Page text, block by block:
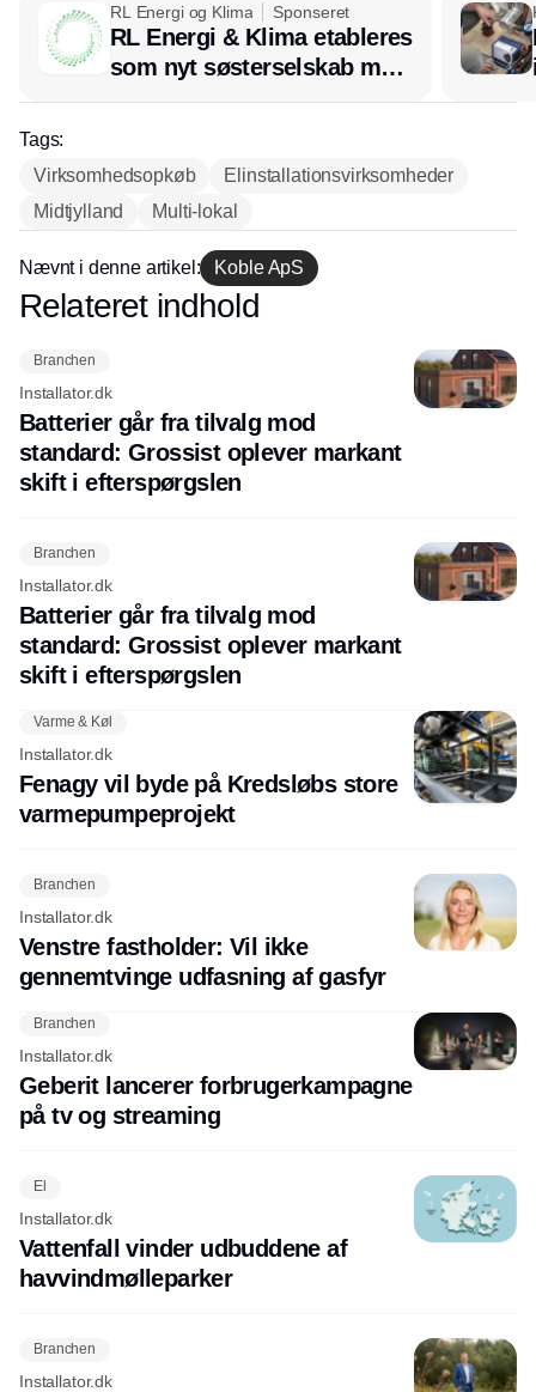
RL Energi og Klima Sponseret
RL Energi & Klima etableres
som nyt søsterselskab med
afsæt i RL Ventilation
Tags:
Virksomhedsopkøb
Elinstallationsvirksomheder
Midtjylland
Multi-lokal
Nævnt i denne artikel: Koble ApS
Annonce
Relateret indhold
Branchen
Installator.dk
Batterier går fra tilvalg mod
standard: Grossist oplever markant
skift i efterspørgslen
Branchen
Installator.dk
Batterier går fra tilvalg mod
standard: Grossist oplever markant
skift i efterspørgslen
Varme & Køl
Installator.dk
Fenagy vil byde på Kredsløbs store
varmepumpeprojekt
Branchen
Installator.dk
Venstre fastholder: Vil ikke
gennemtvinge udfasning af gasfyr
Branchen
Installator.dk
Geberit lancerer forbrugerkampagne
på tv og streaming
El
Installator.dk
Vattenfall vinder udbuddene af
havvindmølleparker
Branchen
Installator.dk